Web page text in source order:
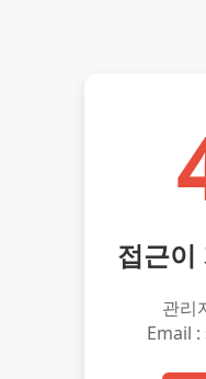
접근이
관리
Email